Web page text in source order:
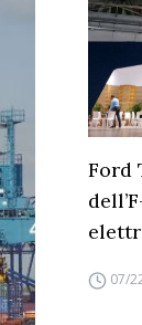
Ford
07/